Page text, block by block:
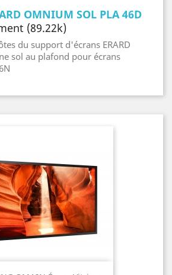
OMNIUM SOL PLA 46D
(89.22k)
du support d'écrans ERARD
sol au plafond pour écrans